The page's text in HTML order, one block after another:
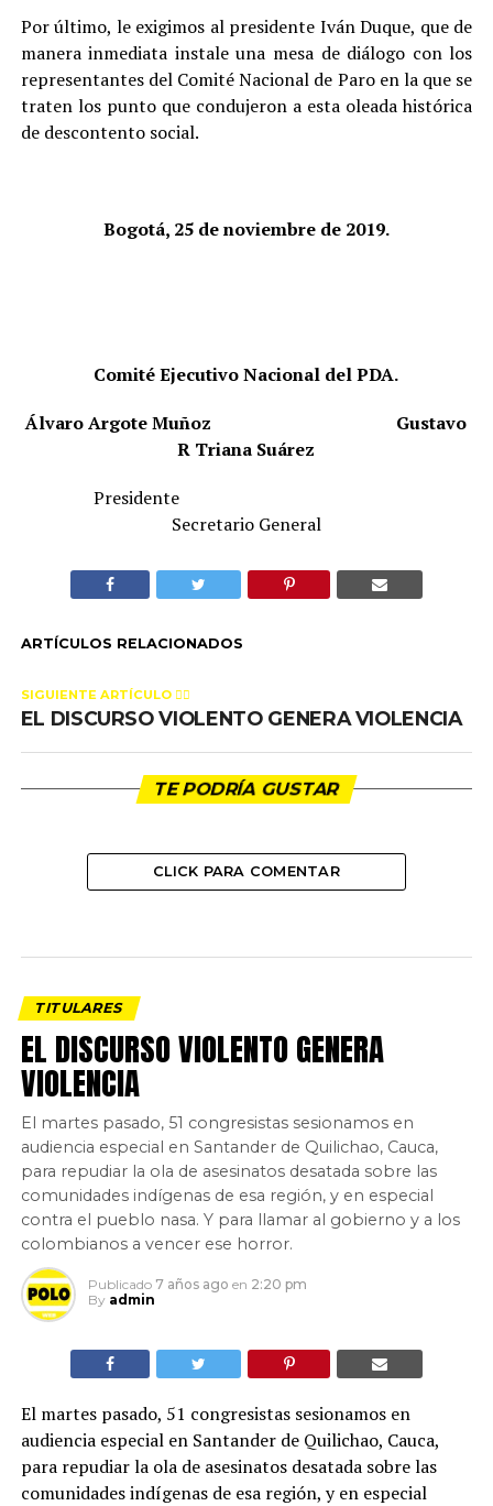
Por último, le exigimos al presidente Iván Duque, que de
manera inmediata instale una mesa de diálogo con los
representantes del Comité Nacional de Paro en la que se
traten los punto que condujeron a esta oleada histórica
de descontento social.
Bogotá, 25 de noviembre de 2019.
Comité Ejecutivo Nacional del PDA.
Álvaro Argote Muñoz
Gustavo
R Triana Suárez
Presidente
Secretario General
ARTÍCULOS RELACIONADOS
SIGUIENTE ARTÍCULO 👈🏻
EL DISCURSO VIOLENTO GENERA VIOLENCIA
TE PODRÍA GUSTAR
CLICK PARA COMENTAR
TITULARES
EL DISCURSO VIOLENTO GENERA
VIOLENCIA
El martes pasado, 51 congresistas sesionamos en
audiencia especial en Santander de Quilichao, Cauca,
para repudiar la ola de asesinatos desatada sobre las
comunidades indígenas de esa región, y en especial
contra el pueblo nasa. Y para llamar al gobierno y a los
colombianos a vencer ese horror.
Publicado 7 años ago en 2:20 pm
By admin
El martes pasado, 51 congresistas sesionamos en
audiencia especial en Santander de Quilichao, Cauca,
para repudiar la ola de asesinatos desatada sobre las
comunidades indígenas de esa región, y en especial